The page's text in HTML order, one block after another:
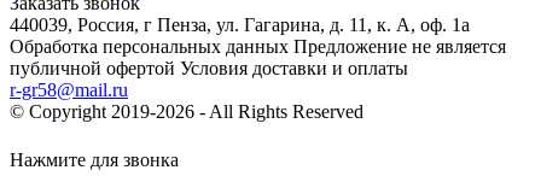
440039, Россия, г Пенза, ул. Гагарина, д. 11, к. А, оф. 1а
Обработка персональных данных Предложение не является
публичной офертой Условия доставки и оплаты
r-gr58@mail.ru
© Copyright 2019-2026 - All Rights Reserved
Нажмите для звонка